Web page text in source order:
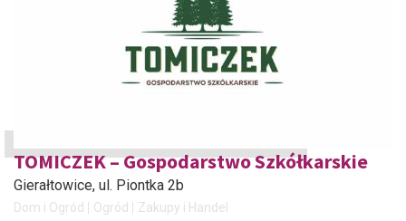
TOMICZEK – Gospodarstwo Szkółkarskie
Gierałtowice, ul. Piontka 2b
Dom i Ogród Ogród Zakupy i Handel